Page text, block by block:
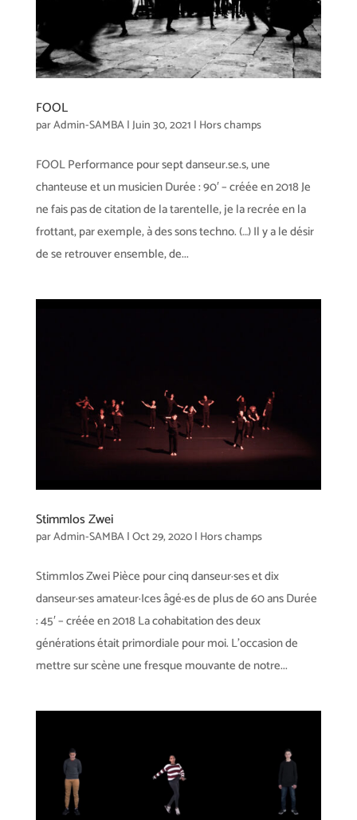
FOOL
parAdmin-SAMBA|Juin 30, 2021 | Hors champs
FOOL Performance pour sept danseur.se.s, une
chanteuse et un musicien Durée : 90′ – créée en 2018 Je
ne fais pas de citation de la tarentelle, je la recrée en la
frottant, par exemple, à des sons techno. (…) Il y a le désir
de se retrouver ensemble, de...
Stimmlos Zwei
parAdmin-SAMBA|Oct 29, 2020| Hors champs
Stimmlos Zwei Pièce pour cinq danseur·ses et dix
danseur·ses amateur·Ices âgé·es de plus de 60 ans Durée
: 45′ – créée en 2018 La cohabitation des deux
générations était primordiale pour moi. L’occasion de
mettre sur scène une fresque mouvante de notre...